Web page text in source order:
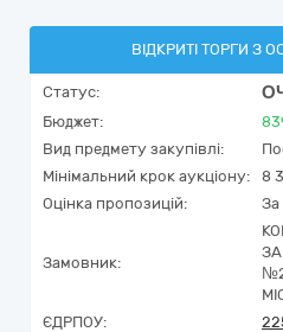
ВІДКРИТІ ТОРГИ З
Статус:
Бюджет:
Вид предмету закупівлі:
Мінімальний крок аукціону:
8
Оцінка пропозицій:
За
Замовник:
ЄДРПОУ: